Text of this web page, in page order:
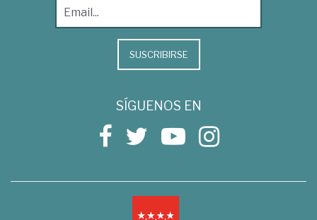
SUSCRIBIRSE
SÍGUENOS EN